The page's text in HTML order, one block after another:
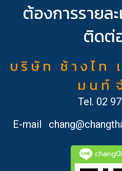
ต้องการรายล
ติดต่
บ ริ ษั ท ช้ า ง ไ ท เ
ม น ท์
Tel. 02
E-mail